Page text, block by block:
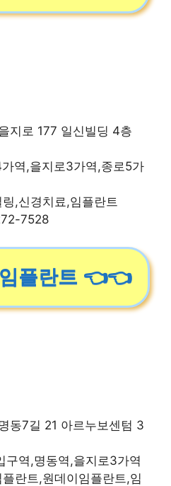
지로 177 일신빌딩 4층
역,을지로3가역,종로5가
,신경치료,임플란트
7528
플란트 👈👈
동7길 21 아르누보센텀 3
구역,명동역,을지로3가역
란트,원데이임플란트,임